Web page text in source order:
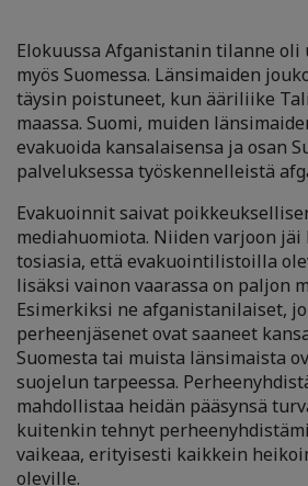
Elokuussa Afganistanin tilanne
myös Suomessa. Länsimaiden
täysin poistuneet, kun ääriliike
maassa. Suomi, muiden
evakuoida kansalaisensa ja osan
palveluksessa työskennelleistä
Evakuoinnit saivat
mediahuomiota. Niiden varjoon
tosiasia, että evakuointilistoilla
lisäksi vainon vaarassa on paljon
Esimerkiksi ne afganistanilaiset,
perheenjäsenet ovat saaneet
Suomesta tai muista länsimaista
suojelun tarpeessa.
mahdollistaa heidän pääsynsä
kuitenkin tehnyt
vaikeaa, erityisesti kaikkein
oleville.